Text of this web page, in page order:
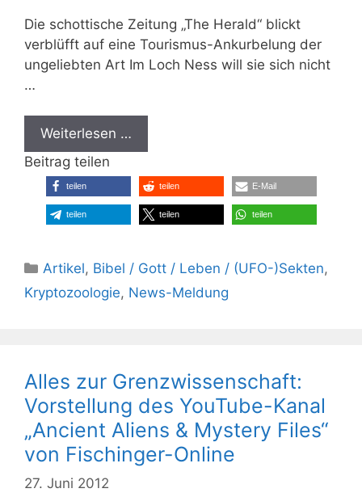
Die schottische Zeitung „The Herald“ blickt
verblüfft auf eine Tourismus-Ankurbelung der
ungeliebten Art Im Loch Ness will sie sich nicht
…
Weiterlesen …
Beitrag teilen
teilen teilen E-Mail
teilen teilen teilen
Kategorien
Artikel, Bibel / Gott / Leben / (UFO-)Sekten,
Kryptozoologie, News-Meldung
Alles zur Grenzwissenschaft:
Vorstellung des YouTube-Kanal
„Ancient Aliens & Mystery Files“
von Fischinger-Online
27. Juni 2012